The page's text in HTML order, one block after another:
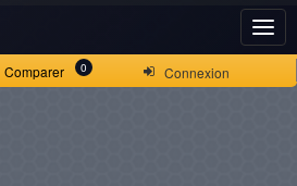
Connexion
Comparer 0